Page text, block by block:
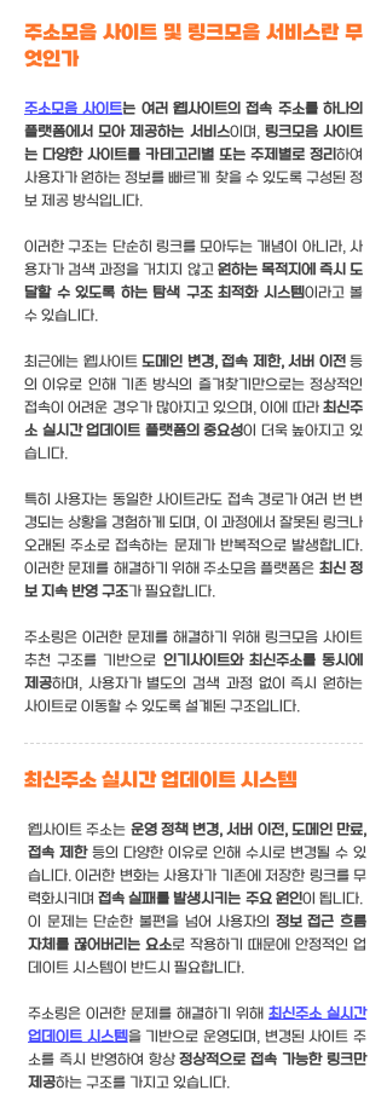
주소모음 사이트 및 링크모음 서비스란 무
엇인가
주소모음 사이트는 여러 웹사이트의 접속 주소를 하나의
플랫폼에서 모아 제공하는 서비스이며, 링크모음 사이트
는 다양한 사이트를 카테고리별 또는 주제별로 정리하여
사용자가 원하는 정보를 빠르게 찾을 수 있도록 구성된 정
보 제공 방식입니다.
이러한 구조는 단순히 링크를 모아두는 개념이 아니라, 사
용자가 검색 과정을 거치지 않고 원하는 목적지에 즉시 도
달할 수 있도록 하는 탐색 구조 최적화 시스템이라고 볼
수 있습니다.
최근에는 웹사이트 도메인 변경, 접속 제한, 서버 이전등
의 이유로 인해 기존 방식의 즐겨찾기만으로는 정상적인
접속이 어려운 경우가 많아지고 있으며, 이에 따라 최신주
소 실시간 업데이트 플랫폼의 중요성이 더욱 높아지고 있
습니다.
특히 사용자는 동일한 사이트라도 접속 경로가 여러 번 변
경되는 상황을 경험하게 되며, 이 과정에서 잘못된 링크나
오래된 주소로 접속하는 문제가 반복적으로 발생합니다.
이러한 문제를 해결하기 위해 주소모음 플랫폼은 최신 정
보 지속 반영 구조가 필요합니다.
주소링은 이러한 문제를 해결하기 위해 링크모음 사이트
추천 구조를 기반으로 인기사이트와 최신주소를 동시에
제공하며, 사용자가 별도의 검색 과정 없이 즉시 원하는
사이트로 이동할 수 있도록 설계된 구조입니다.
최신주소 실시간 업데이트 시스템
웹사이트 주소는 운영 정책 변경, 서버 이전, 도메인 만료,
접속 제한등의 다양한 이유로 인해 수시로 변경될 수 있
습니다. 이러한 변화는 사용자가 기존에 저장한 링크를 무
력화시키며접속 실패를 발생시키는 주요 원인이 됩니다. ​
이 문제는 단순한 불편을 넘어 사용자의 정보 접근 흐름
자체를 끊어버리는 요소로 작용하기 때문에 안정적인 업
데이트 시스템이 반드시 필요합니다.
주소링은 이러한 문제를 해결하기 위해 최신주소 실시간
업데이트 시스템을 기반으로 운영되며, 변경된 사이트 주
소를 즉시 반영하여 항상정상적으로 접속 가능한 링크만
제공하는 구조를 가지고 있습니다.